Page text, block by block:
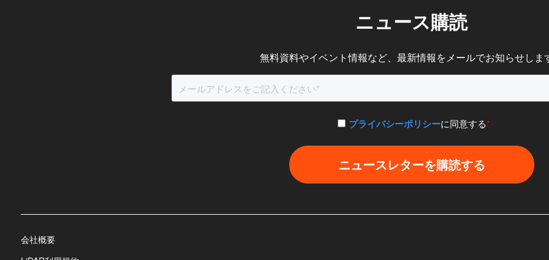
ニュース購読
無料資料やイベント情報など、 最新情報をメールでお知らせしま
プライバシーポリシーに同意する*
会社概要